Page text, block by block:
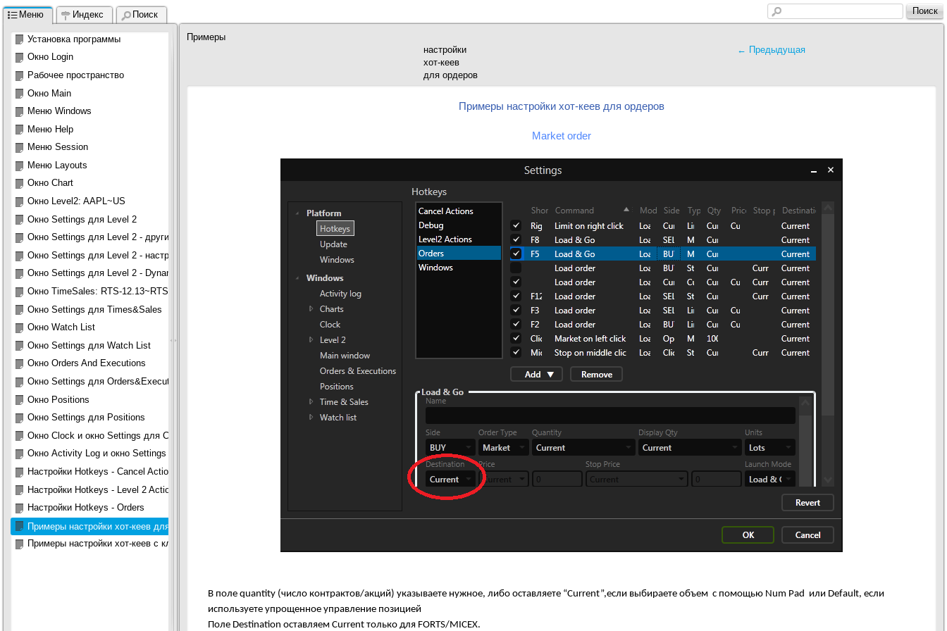
Меню Индекс Поиск
Установка программы
Окно Login
Рабочее пространство
Окно Main
Меню Windows
Меню Help
Меню Session
Меню Layouts
Окно Chart
Окно Level2: AAPL~US
Окно Settings для Level 2
Окно Settings для Level 2 - другие настройки
Окно Settings для Level 2 - настройки цветовой схемы
Окно Settings для Level 2 - Dynamic view
Окно TimeSales: RTS-12.13~RTS
Окно Settings для Times&Sales
Окно Watch List
Окно Settings для Watch List
Окно Orders And Executions
Окно Settings для Orders&Executions
Окно Positions
Окно Settings для Positions
Окно Clock и окно Settings для Clock
Окно Activity Log и окно Settings для Activity Log
Настройки Hotkeys - Cancel Actions, Debug
Настройки Hotkeys - Level 2 Actions, Windows
Настройки Hotkeys - Orders
Примеры настройки хот-кеев для ордеров
Примеры настройки хот-кеев с кликами мышью для ордеров
Поиск
Примеры
                                                                                    настройки
                                                                                    хот-кеев
                                                                                    для ордеров
                                                                                ← Предыдущая
Примеры настройки хот-кеев для ордеров
Market order
В поле quantity (число контрактов/акций) указываете нужное, либо оставляете “Current”,если выбираете объем с помощью Num Pad или Default, если
используете упрощенное управление позицией
Поле Destination оставляем Сurrent только для FORTS/MICEX.